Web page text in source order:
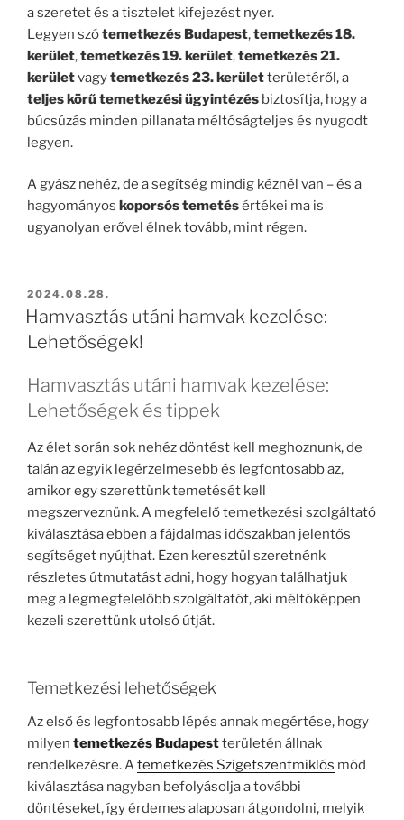
a szeretet és a tisztelet kifejezést nyer.
Legyen szótemetkezés Budapest,temetkezés 18.
kerület,temetkezés 19. kerület,temetkezés 21.
kerületvagytemetkezés 23. kerületterületéről, a
teljes körű temetkezési ügyintézés biztosítja, hogy a
búcsúzás minden pillanata méltóságteljes és nyugodt
legyen.
A gyász nehéz, de a segítség mindig kéznél van – és a
hagyományos koporsós temetésértékei ma is
ugyanolyan erővel élnek tovább, mint régen.
BEKÜLDVE:
2024.08.28.
Hamvasztás utáni hamvak kezelése:
Lehetőségek!
Hamvasztás utáni hamvak kezelése:
Lehetőségek és tippek
Az élet során sok nehéz döntést kell meghoznunk, de
talán az egyik legérzelmesebb és legfontosabb az,
amikor egy szerettünk temetését kell
megszerveznünk. A megfelelő temetkezési szolgáltató
kiválasztása ebben a fájdalmas időszakban jelentős
segítséget nyújthat. Ezen keresztül szeretnénk
részletes útmutatást adni, hogy hogyan találhatjuk
meg a legmegfelelőbb szolgáltatót, aki méltóképpen
kezeli szerettünk utolsó útját.
Temetkezési lehetőségek
Az első és legfontosabb lépés annak megértése, hogy
milyen temetkezés Budapestterületén állnak
rendelkezésre. Atemetkezés Szigetszentmiklós mód
kiválasztása nagyban befolyásolja a további
döntéseket, így érdemes alaposan átgondolni, melyik